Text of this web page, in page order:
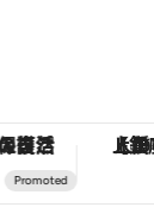
【銀座で出合う最旬美容】美髪ケアや